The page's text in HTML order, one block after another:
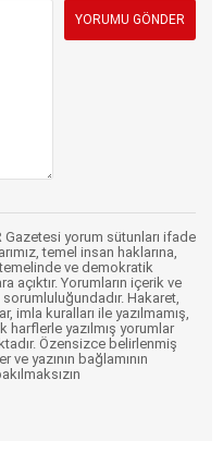
Gazetesi yorum sütunları ifade
temel insan haklarına,
ve demokratik
açıktır. Yorumların içerik ve
Hakaret,
imla kuralları ile yazılmamış,
harflerle yazılmış yorumlar
Özensizce belirlenmiş
ve yazının bağlamının